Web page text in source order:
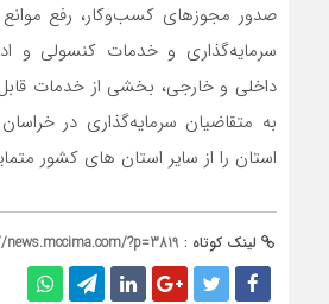
صدور مجوزهای کسب‌وکار، رفع
سرمایه‌گذاری و خدمات کنسولی و
داخلی و خارجی، بخشی از خدمات قابل
به متقاضیان سرمایه‌گذاری در
استان را از سایر استان های کشور
لینک کوتاه : ?p=3819